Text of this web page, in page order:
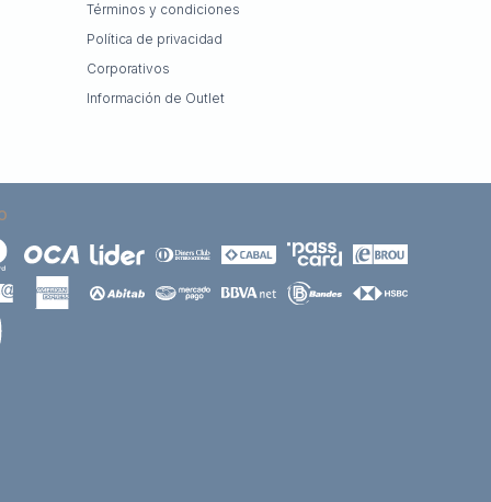
Términos y condiciones
Política de privacidad
Corporativos
Información de Outlet